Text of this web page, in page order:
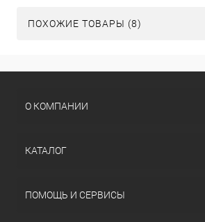
ПОХОЖИЕ ТОВАРЫ (8)
О КОМПАНИИ
КАТАЛОГ
ПОМОЩЬ И СЕРВИСЫ